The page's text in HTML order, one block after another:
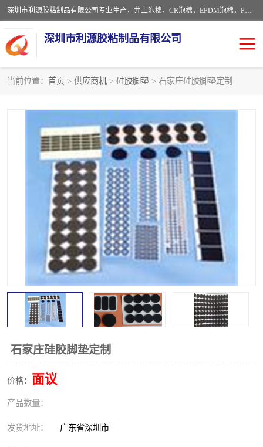
深圳市利源胶粘制品有限公司专业生产，井上泡棉，CR泡棉，EPDM泡棉，PORON泡棉厚度剖切，公差正负0.1mm，硅胶条，脚垫，异形一次成型，雕刻EVA海绵；包装材料:精密仪器、医疗器具、运输时缓冲、防震材料。建筑:住房装潢材料、房屋门窗密封；轻便、强韧性：轻便并且具有较强的韧性，良好的耐油性与耐溶剂性。隔热性：导热性低具有优越的保温性，具有的回弹性。
深圳市利源胶粘制品有限公司
当前位置： 首页 > 供应商机 > 硅胶脚垫 > 石家庄硅胶脚垫定制
石家庄硅胶脚垫定制
价格： 面议
产品数量：
发货地址： 广东省深圳市
PORON泡棉 防火海绵
EVA珍珠棉异形 硅胶脚垫
佛橡胶泡棉